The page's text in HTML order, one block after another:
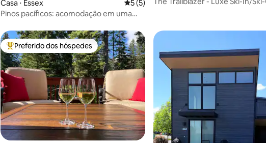
Casa ⋅ Essex 5 de uma avaliação média de 5, 5
5 (5)
Pinos pacíficos: acomodação em uma
Entre os melhores preferidos dos hóspedes
Preferido dos hóspedes